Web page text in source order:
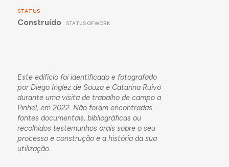
STATUS
Construído STATUS OF WORK
Este edifício foi identificado e fotografado
por Diego Inglez de Souza e Catarina Ruivo
durante uma visita de trabalho de campo a
Pinhel, em 2022. Não foram encontradas
fontes documentais, bibliográficas ou
recolhidos testemunhos orais sobre o seu
processo e construção e a história da sua
utilização.